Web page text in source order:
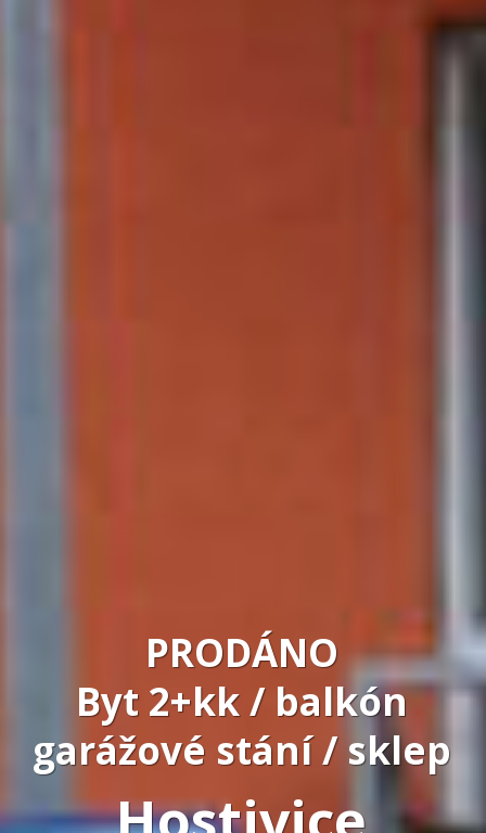
PRODÁNO
Byt 2+kk / balkón
garážové stání / sklep